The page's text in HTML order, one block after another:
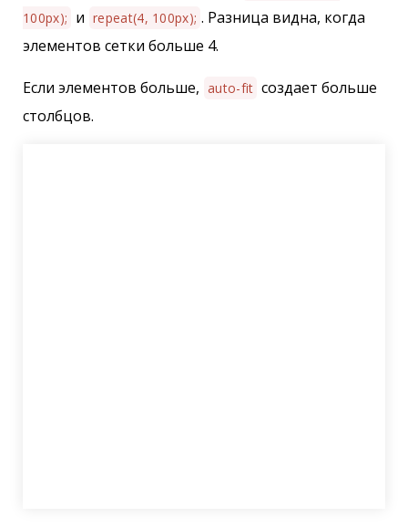
100px); и repeat(4, 100px); . Разница видна, когда
элементов сетки больше 4.
Если элементов больше, auto-fit создает больше
столбцов.